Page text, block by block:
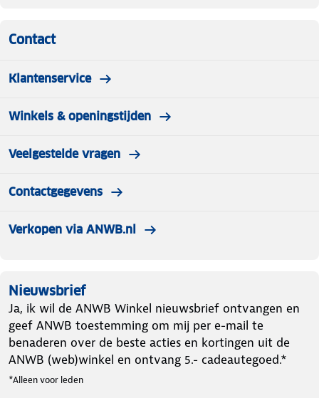
Contact
Klantenservice
Winkels & openingstijden
Veelgestelde vragen
Contactgegevens
Verkopen via ANWB.nl
Nieuwsbrief
Ja, ik wil de ANWB Winkel nieuwsbrief ontvangen en
geef ANWB toestemming om mij per e-mail te
benaderen over de beste acties en kortingen uit de
ANWB (web)winkel en ontvang 5.- cadeautegoed.*
*Alleen voor leden